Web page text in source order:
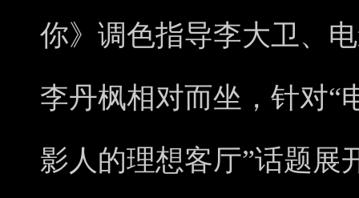
你》调色指导李大卫、
李丹枫相对而坐，针对“
影人的理想客厅”话题展